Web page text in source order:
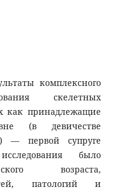
комплексного
скелетных
как принадлежащие
(в девичестве
— первой супруге
было
возраста,
патологий и